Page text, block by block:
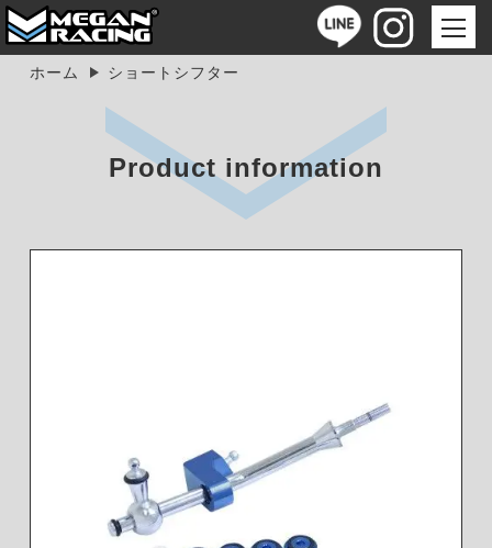
ホーム ショートシフター
Product information